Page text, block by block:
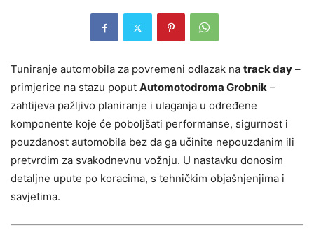
Tuniranje automobila za povremeni odlazak na track day –
primjerice na stazu poput Automotodroma Grobnik –
zahtijeva pažljivo planiranje i ulaganja u određene
komponente koje će poboljšati performanse, sigurnost i
pouzdanost automobila bez da ga učinite nepouzdanim ili
pretvrdim za svakodnevnu vožnju. U nastavku donosim
detaljne upute po koracima, s tehničkim objašnjenjima i
savjetima.